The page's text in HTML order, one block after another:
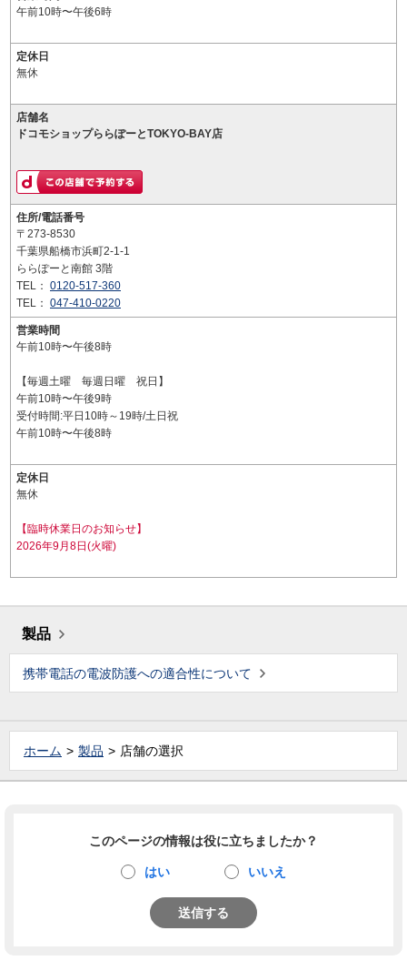
午前10時〜午後6時
定休日
無休
店舗名
ドコモショップららぽーとTOKYO-BAY店
住所/電話番号
〒273-8530
千葉県船橋市浜町2-1-1
ららぽーと南館 3階
TEL： 0120-517-360
TEL： 047-410-0220
営業時間
午前10時〜午後8時
【毎週土曜 毎週日曜 祝日】
午前10時〜午後9時
受付時間:平日10時～19時/土日祝
午前10時〜午後8時
定休日
無休
【臨時休業日のお知らせ】
2026年9月8日(火曜)
製品
携帯電話の電波防護への適合性について
ホーム 製品 店舗の選択
このページの情報は役に立ちましたか？
はい いいえ
送信する